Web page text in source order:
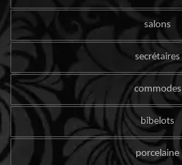
salons
secrétaires
commodes
bibelots
porcelaine